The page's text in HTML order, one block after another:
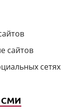
сайтов
сетях
СМИ